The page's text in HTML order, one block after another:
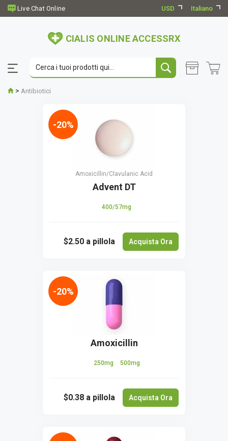
USD Italiano
CIALIS ONLINE ACCESSRX
> Antibiotici
Amoxicillin/Clavulanic Acid
Advent DT
400/57mg
$2.50 a pillola Acquista Ora
-20%
Amoxicillin
250mg 500mg
$0.38 a pillola Acquista Ora
-20%